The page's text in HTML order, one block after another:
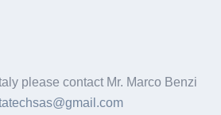
please contact Mr. Marco Benzi